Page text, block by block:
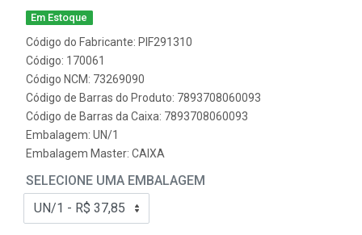
Em Estoque
Código do Fabricante: PIF291310
Código: 170061
Código NCM: 73269090
Código de Barras do Produto: 7893708060093
Código de Barras da Caixa: 7893708060093
Embalagem: UN/1
Embalagem Master: CAIXA
SELECIONE UMA EMBALAGEM